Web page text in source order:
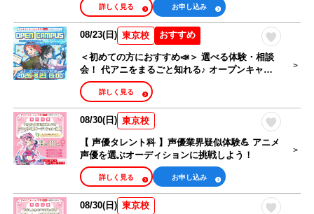
お申し込み
詳しく見る
おすすめ
08/23(日) 東京校
＜初めての方におすすめ📣＞ 選べる体験・相談
会！ 代アニをまるごと知れる♪ オープンキャン
パス🎉
詳しく見る
08/30(日) 東京校
【 声優タレント科 】声優業界疑似体験💪 アニメ
声優を選ぶオーディションに挑戦しよう！
お申し込み
詳しく見る
08/30(日) 東京校